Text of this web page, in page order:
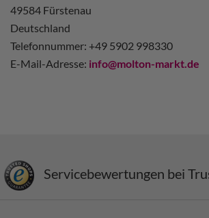
49584 Fürstenau
Deutschland
Telefonnummer: +49 5902 998330
E-Mail-Adresse: info@molton-markt.de
Servicebewertungen bei